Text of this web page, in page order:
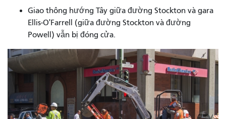
Giao thông hướng Tây giữa đường Stockton và gara
Ellis-O'Farrell (giữa đường Stockton và đường
Powell) vẫn bị đóng cửa.